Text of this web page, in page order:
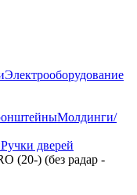
Электрооборудование
Молдинги/
Ручки дверей
(20-) (без радар -